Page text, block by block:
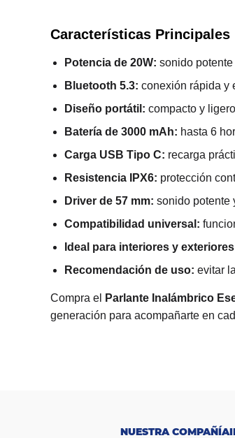
Características Principales
Potencia de 20W: sonido
Bluetooth 5.3: conexión rápida y
Diseño portátil: compacto y
Batería de 3000 mAh: hasta 6
Carga USB Tipo C: recarga
Resistencia IPX6: protección
Driver de 57 mm: sonido potente
Compatibilidad universal:
Ideal para interiores y
Recomendación de uso: evitar
Compra el Parlante Inalámbrico
generación para acompañarte en
NUESTRA COMPAÑÍA